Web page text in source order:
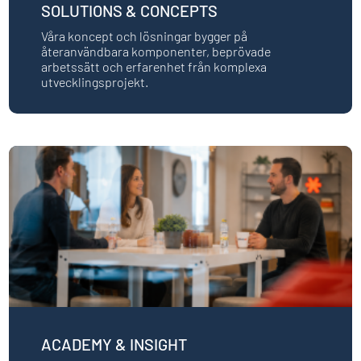
SOLUTIONS & CONCEPTS
Våra koncept och lösningar bygger på
återanvändbara komponenter, beprövade
arbetssätt och erfarenhet från komplexa
utvecklingsprojekt.
ACADEMY & INSIGHT